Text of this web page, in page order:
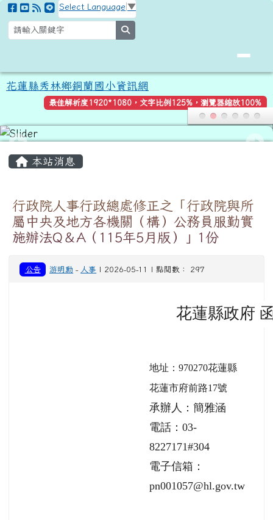
跳至主內容區
花蓮縣秀林鄉銅蘭國小資訊網
Select Language ▼
花蓮縣秀林鄉銅蘭國小資訊網
最佳解析度1920*1080，文字比例125%，瀏覽器縮放100%
本站消息
行政院人事行政總處修正之「行政院與所
屬中央及地方各機關（構）公務員服勤實
施辦法Q＆A（115年5月版）」1份
公告 游明勳 - 人事 | 2026-05-11 | 點閱數： 297
花蓮縣政府
地址：970270花蓮縣
花蓮市府前路17號
承辦人：簡雅涵
電話：03-
8227171#304
電子信箱：
pn001057@hl.gov.tw